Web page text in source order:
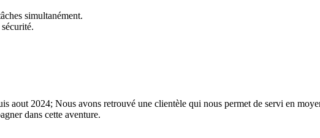
simultanément.
aout 2024; Nous avons retrouvé une clientèle qui nous permet de servi en
dans cette aventure.